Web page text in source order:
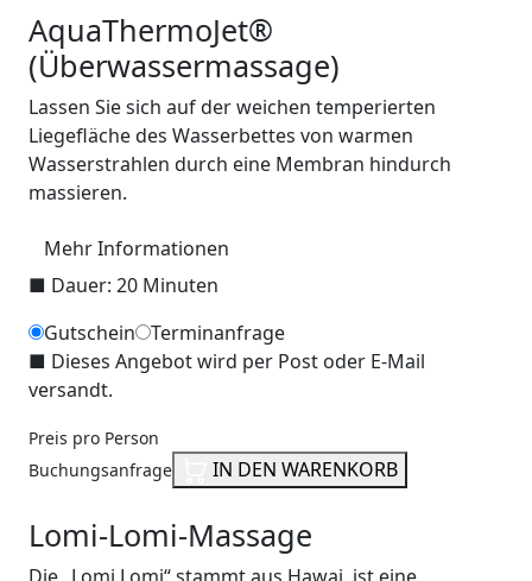
AquaThermoJet®
(Überwassermassage)
Lassen Sie sich auf der weichen temperierten
Liegefläche des Wasserbettes von warmen
Wasserstrahlen durch eine Membran hindurch
massieren.
Mehr Informationen
■ Dauer: 20 Minuten
Gutschein
Terminanfrage
■ Dieses Angebot wird per Post oder E-Mail
versandt.
Preis pro Person
Buchungsanfrage
IN DEN WARENKORB
Lomi-Lomi-Massage